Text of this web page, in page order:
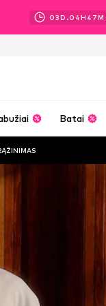
03D.04H 47M
Batai